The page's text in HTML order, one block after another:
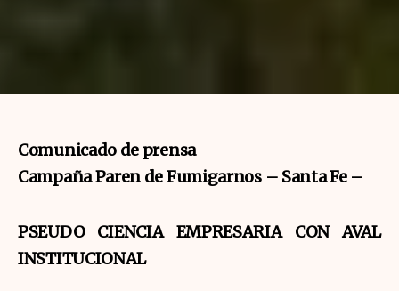
Comunicado de prensa
Campaña Paren de Fumigarnos – Santa Fe –
PSEUDO CIENCIA EMPRESARIA CON AVAL
INSTITUCIONAL